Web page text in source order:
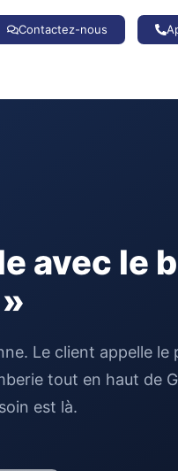
Contactez-nous
avec le
Le client appelle
tout en haut de
est là.